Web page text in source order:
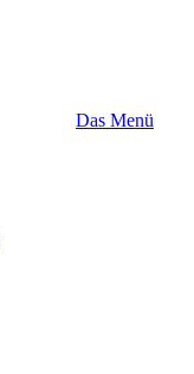
Das Menü